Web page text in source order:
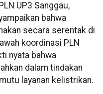
UP3 Sanggau,
bahwa
secara serentak di
koordinasi PLN
nyata bahwa
dalam tindakan
layanan kelistrikan.